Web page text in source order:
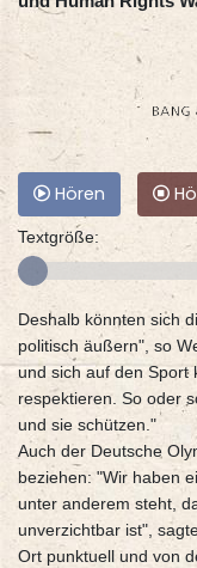
Hören
Textgröße:
Deshalb könnten sich
politisch äußern", so
und sich auf den Sport
respektieren. So oder
und sie schützen."
Auch der Deutsche
beziehen: "Wir haben
unter anderem steht,
unverzichtbar ist",
Ort punktuell und von